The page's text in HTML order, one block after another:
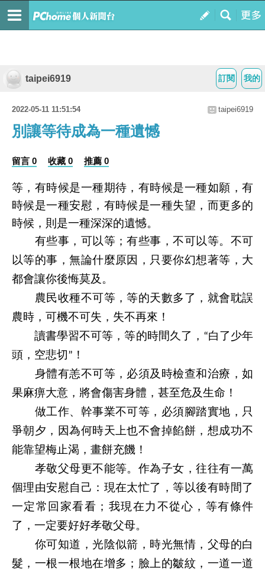
我的
訂閱
taipei6919
2022-05-11 11:51:54 taipei6919
別讓等待成為一種遺憾
留言 0 收藏 0 推薦 0
等，有時候是一種期待，有時候是一種如願，有
時候是一種安慰，有時候是一種失望，而更多的
時候，則是一種深深的遺憾。
有些事，可以等；有些事，不可以等。不可
以等的事，無論什麼原因，只要你幻想著等，大
都會讓你後悔莫及。
農民收種不可等，等的天數多了，就會耽誤
農時，可機不可失，失不再來！
讀書學習不可等，等的時間久了， “白了少年
頭，空悲切” ！
身體有恙不可等，必須及時檢查和治療，如
果麻痹大意，將會傷害身體，甚至危及生命！
做工作、幹事業不可等，必須腳踏實地，只
爭朝夕，因為何時天上也不會掉餡餅，想成功不
能靠望梅止渴，畫餅充饑！
孝敬父母更不能等。作為子女，往往有一萬
個理由安慰自己：現在太忙了，等以後有時間了
一定常回家看看；我現在力不從心，等有條件
了，一定要好好孝敬父母。
你可知道，光陰似箭，時光無情，父母的白
髮，一根一根地在增多；臉上的皺紋，一道一道